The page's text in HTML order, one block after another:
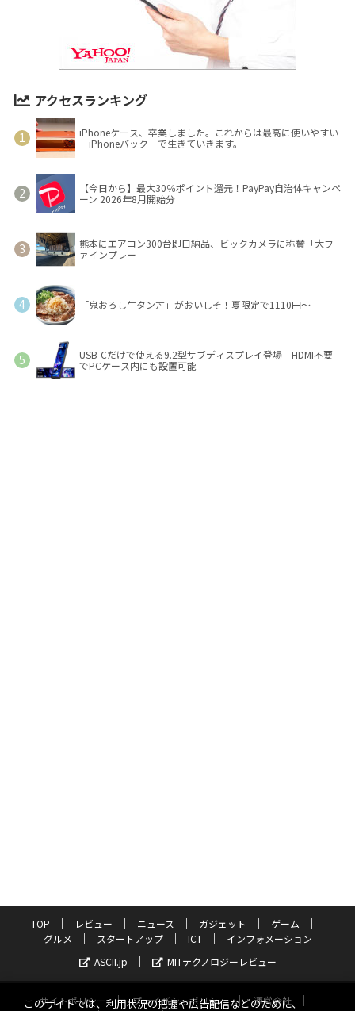
アクセスランキング
iPhoneケース、卒業しました。これからは最高に使いやすい
「iPhoneバック」で生きていきます。
【今日から】最大30％ポイント還元！PayPay自治体キャンペ
ーン 2026年8月開始分
熊本にエアコン300台即日納品、ビックカメラに称賛「大フ
ァインプレー」
「鬼おろし牛タン丼」がおいしそ！夏限定で1110円～
USB-Cだけで使える9.2型サブディスプレイ登場 HDMI不要
でPCケース内にも設置可能
TOP レビュー ニュース ガジェット
ゲーム
グルメ
スタートアップ ICT
インフォメーション
ASCII.jp
MITテクノロジーレビュー
サイトポリシー プライバシーポリシー
運営会社
このサイトでは、利用状況の把握や広告配信などのために、